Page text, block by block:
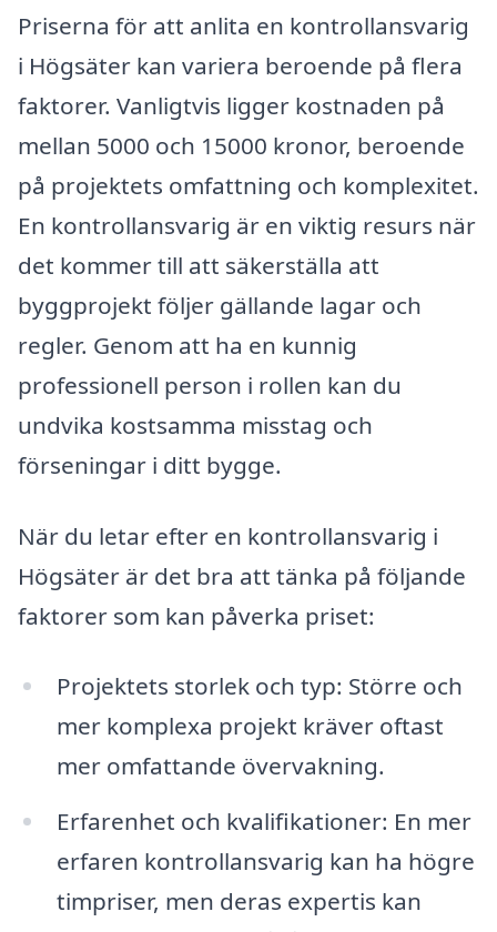
Priserna för att anlita en kontrollansvarig
i Högsäter kan variera beroende på flera
faktorer. Vanligtvis ligger kostnaden på
mellan 5000 och 15000 kronor, beroende
på projektets omfattning och komplexitet.
En kontrollansvarig är en viktig resurs när
det kommer till att säkerställa att
byggprojekt följer gällande lagar och
regler. Genom att ha en kunnig
professionell person i rollen kan du
undvika kostsamma misstag och
förseningar i ditt bygge.
När du letar efter en kontrollansvarig i
Högsäter är det bra att tänka på följande
faktorer som kan påverka priset:
Projektets storlek och typ: Större och
mer komplexa projekt kräver oftast
mer omfattande övervakning.
Erfarenhet och kvalifikationer: En mer
erfaren kontrollansvarig kan ha högre
timpriser, men deras expertis kan